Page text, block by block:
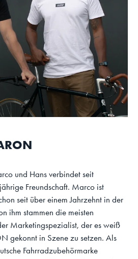
und Hans verbindet seit
Freundschaft. Marco ist
seit über einem Jahrzehnt in der
ihm stammen die meisten
Marketingspezialist, der es weiß
gekonnt in Szene zu setzen. Als
Fahrradzubehörmarke